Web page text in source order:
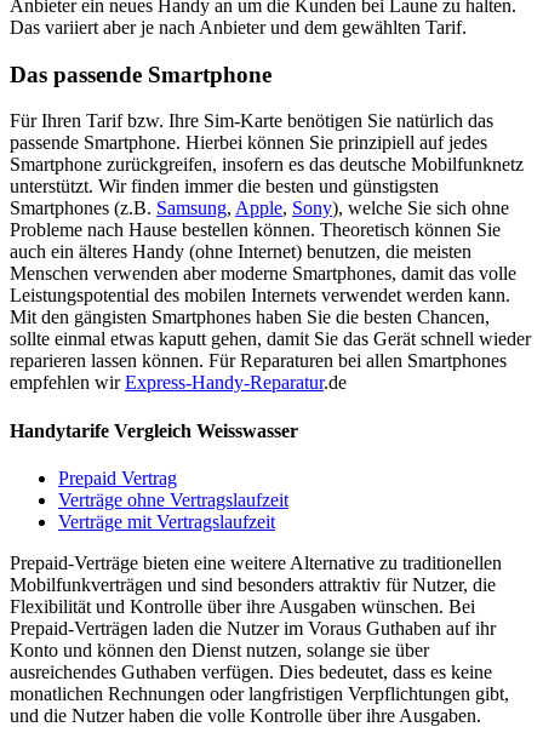
Anbieter ein neues Handy an um die Kunden bei Laune zu halten.
Das variiert aber je nach Anbieter und dem gewählten Tarif.
Das passende Smartphone
Für Ihren Tarif bzw. Ihre Sim-Karte benötigen Sie natürlich das
passende Smartphone. Hierbei können Sie prinzipiell auf jedes
Smartphone zurückgreifen, insofern es das deutsche Mobilfunknetz
unterstützt. Wir finden immer die besten und günstigsten
Smartphones (z.B. Samsung, Apple, Sony), welche Sie sich ohne
Probleme nach Hause bestellen können. Theoretisch können Sie
auch ein älteres Handy (ohne Internet) benutzen, die meisten
Menschen verwenden aber moderne Smartphones, damit das volle
Leistungspotential des mobilen Internets verwendet werden kann.
Mit den gängisten Smartphones haben Sie die besten Chancen,
sollte einmal etwas kaputt gehen, damit Sie das Gerät schnell wieder
reparieren lassen können. Für Reparaturen bei allen Smartphones
empfehlen wirExpress-Handy-Reparatur.de
Handytarife Vergleich Weisswasser
Prepaid Vertrag
Verträge ohne Vertragslaufzeit
Verträge mit Vertragslaufzeit
Prepaid-Verträge bieten eine weitere Alternative zu traditionellen
Mobilfunkverträgen und sind besonders attraktiv für Nutzer, die
Flexibilität und Kontrolle über ihre Ausgaben wünschen. Bei
Prepaid-Verträgen laden die Nutzer im Voraus Guthaben auf ihr
Konto und können den Dienst nutzen, solange sie über
ausreichendes Guthaben verfügen. Dies bedeutet, dass es keine
monatlichen Rechnungen oder langfristigen Verpflichtungen gibt,
und die Nutzer haben die volle Kontrolle über ihre Ausgaben.